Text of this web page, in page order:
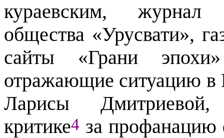
кураевским, журнал
общества «Урусвати»,
сайты «Грани
отражающие ситуацию в
Ларисы Дмитриевой,
критике4 за